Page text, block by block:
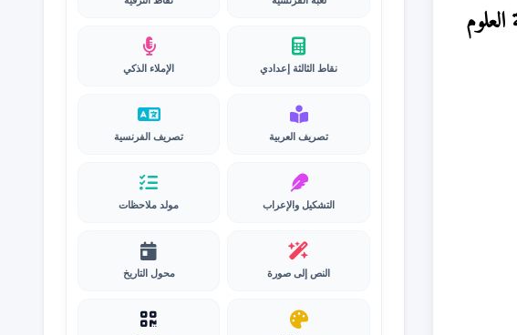
نقاط الثالثة إعدادي الإملاء الذكي
تصريف العربية تصريف الفرنسية
التشكيل والإعراب مولد ملاحظات
النص إلى صورة محول التاريخ